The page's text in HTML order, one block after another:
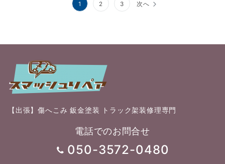
ー
ジ
送
1 2 3 次へ
【出張】傷へこみ 鈑金塗装 トラック架装修理専門
電話でのお問合せ
050-3572-0480